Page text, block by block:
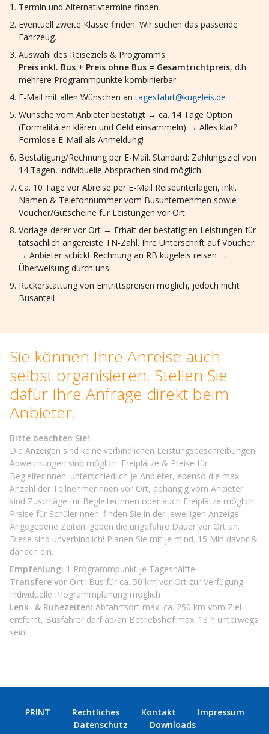
Termin und Alternativtermine finden
Eventuell zweite Klasse finden. Wir suchen das passende
Fahrzeug.
Auswahl des Reiseziels & Programms.
Preis inkl. Bus + Preis ohne Bus = Gesamtrichtpreis, d.h.
mehrere Programmpunkte kombinierbar
E-Mail mit allen Wünschen antagesfahrt@kugeleis.de
Wünsche vom Anbieter bestätigt → ca. 14 Tage Option
(Formalitäten klären und Geld einsammeln) → Alles klar?
Formlose E-Mail als Anmeldung!
Bestätigung/Rechnung per E-Mail. Standard: Zahlungsziel von
14 Tagen, individuelle Absprachen sind möglich.
Ca. 10 Tage vor Abreise per E-Mail Reiseunterlagen, inkl.
Namen & Telefonnummer vom Busunternehmen sowie
Voucher/Gutscheine für Leistungen vor Ort.
Vorlage derer vor Ort → Erhalt der bestätigten Leistungen für
tatsächlich angereiste TN-Zahl. Ihre Unterschrift auf Voucher
→ Anbieter schickt Rechnung an RB kugeleis reisen →
Überweisung durch uns
Rückerstattung von Eintrittspreisen möglich, jedoch nicht
Busanteil
Sie können Ihre Anreise auch
selbst organisieren. Stellen Sie
dafür Ihre Anfrage direkt beim
Anbieter.
Bitte beachten Sie!
Die Anzeigen sind keine verbindlichen Leistungsbeschreibungen!
Abweichungen sind möglich. Freiplätze & Preise für
BegleiterInnen: unterschiedlich je Anbieter, ebenso die max.
Anzahl der TeilnehmerInnen vor Ort, abhängig vom Anbieter
sind Zuschläge für BegleiterInnen oder auch Freiplätze möglich.
Preise für SchülerInnen: finden Sie in der jeweiligen Anzeige
Angegebene Zeiten: geben die ungefähre Dauer vor Ort an.
Diese sind unverbindlich! Planen Sie mit je mind. 15 Min davor &
danach ein.
Empfehlung: 1 Programmpunkt je Tageshälfte
Transfere vor Ort: Bus für ca. 50 km vor Ort zur Verfügung.
Individuelle Programmplanung möglich
Lenk- & Ruhezeiten: Abfahrtsort max. ca. 250 km vom Ziel
entfernt, Busfahrer darf ab/an Betriebshof max. 13 h unterwegs
sein.
PRINT Rechtliches Kontakt
Impressum
Datenschutz
Downloads